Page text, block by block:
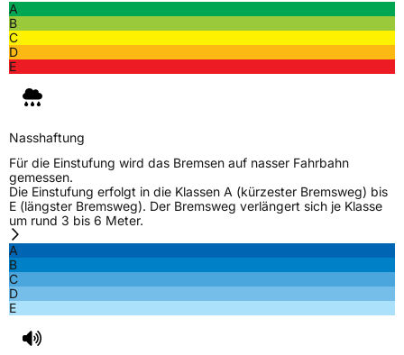
EU Label
Nasshaftung
Rollgeräusch (Klasse)
Rollgeräusch (dB)
FahrzeugklasseC1
Allgemeine Produktsicherheit (GPSR)
A
B
C
D
E
Nasshaftung
Für die Einstufung wird das Bremsen auf nasser Fahrbahn
gemessen.
Die Einstufung erfolgt in die Klassen A (kürzester Bremsweg) bis
E (längster Bremsweg). Der Bremsweg verlängert sich je Klasse
um rund 3 bis 6 Meter.
A
B
C
D
E